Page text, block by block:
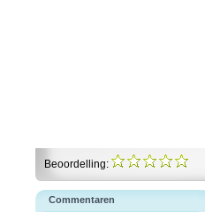
Beoordelling:
Commentaren